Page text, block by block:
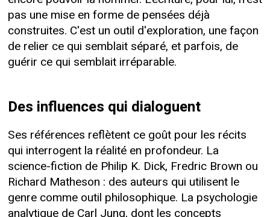
pas une mise en forme de pensées déjà
construites. C'est un outil d'exploration, une façon
de relier ce qui semblait séparé, et parfois, de
guérir ce qui semblait irréparable.
Des influences qui dialoguent
Ses références reflètent ce goût pour les récits
qui interrogent la réalité en profondeur. La
science-fiction de Philip K. Dick, Fredric Brown ou
Richard Matheson : des auteurs qui utilisent le
genre comme outil philosophique. La psychologie
analytique de Carl Jung, dont les concepts